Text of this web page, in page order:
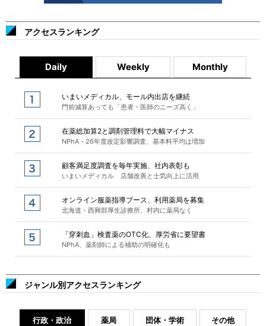
アクセスランキング
Daily Weekly Monthly
いまいメディカル、モール内出店を継続
門前減算あっても「患者・医師のニーズ高く」
在薬総加算2と調剤管理料で大幅マイナス
NPhA・26年度改定影響調査、基本料平均は増加
顧客満足度調査を毎年実施、社内表彰も
いまいメディカル 店舗改善と士気向上に活用
オンライン服薬指導ブース、利用薬局を募集
北海道・西興部厚生診療所、村内に薬局なく
「穿刺血」検査薬のOTC化、厚労省に要望書
NPhA、薬剤師による補助の明確化も
ジャンル別アクセスランキング
行政・政治 薬局 団体・学術 その他